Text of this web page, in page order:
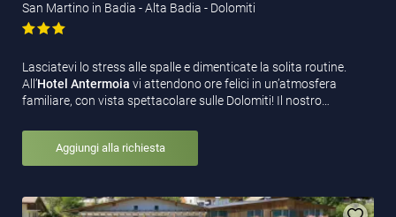
San Martino in Badia - Alta Badia - Dolomiti
Lasciatevi lo stress alle spalle e dimenticate la solita routine.
All’Hotel Antermoia vi attendono ore felici in un’atmosfera
familiare, con vista spettacolare sulle Dolomiti! Il nostro…
Aggiungi alla richiesta